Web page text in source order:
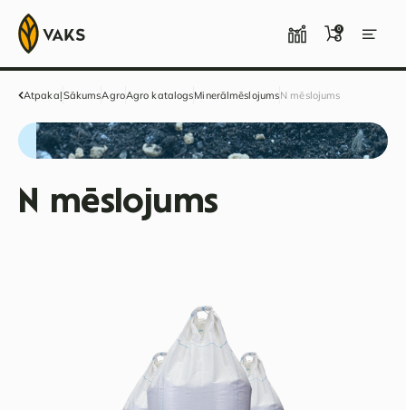
0
AtpakaļSākumsAgroAgro katalogsMinerālmēslojumsN mēslojums
N mēslojums